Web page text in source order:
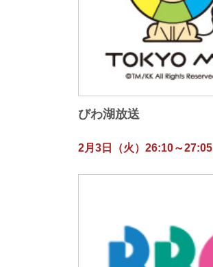
びわ湖放送
2月3日（火）26:10～27:05